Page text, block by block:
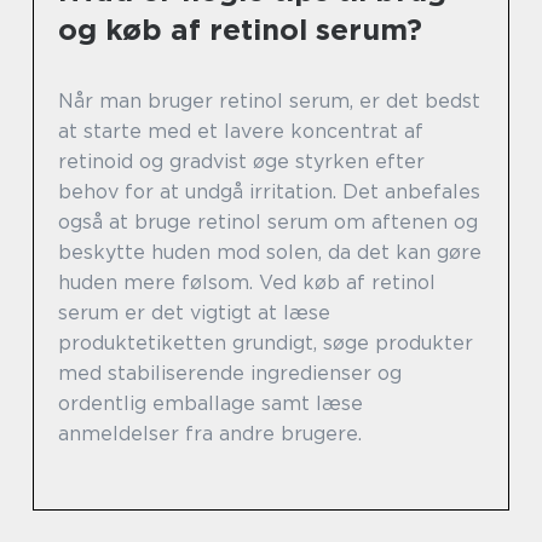
og køb af retinol serum?
Når man bruger retinol serum, er det bedst
at starte med et lavere koncentrat af
retinoid og gradvist øge styrken efter
behov for at undgå irritation. Det anbefales
også at bruge retinol serum om aftenen og
beskytte huden mod solen, da det kan gøre
huden mere følsom. Ved køb af retinol
serum er det vigtigt at læse
produktetiketten grundigt, søge produkter
med stabiliserende ingredienser og
ordentlig emballage samt læse
anmeldelser fra andre brugere.